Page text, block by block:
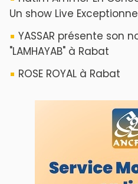
Un show Live
YASSAR présente son
"LAMHAYAB" à Rabat
ROSE ROYAL à Rabat